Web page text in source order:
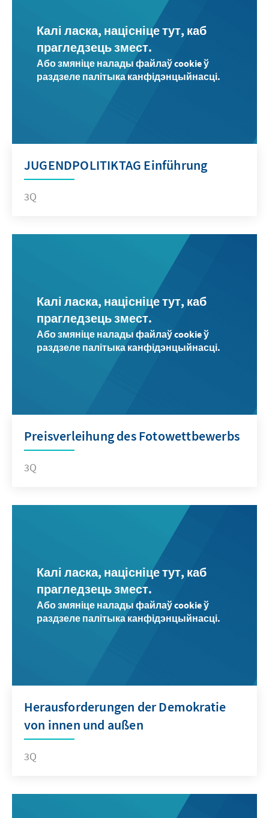
Калі ласка, націсніце тут, каб
прагледзець змест.
Або змяніце налады файлаў cookie ў
раздзеле палітыка канфідэнцыйнасці.
JUGENDPOLITIKTAG Einführung
3Q
Калі ласка, націсніце тут, каб
прагледзець змест.
Або змяніце налады файлаў cookie ў
раздзеле палітыка канфідэнцыйнасці.
Preisverleihung des Fotowettbewerbs
3Q
Калі ласка, націсніце тут, каб
прагледзець змест.
Або змяніце налады файлаў cookie ў
раздзеле палітыка канфідэнцыйнасці.
Herausforderungen der Demokratie
von innen und außen
3Q